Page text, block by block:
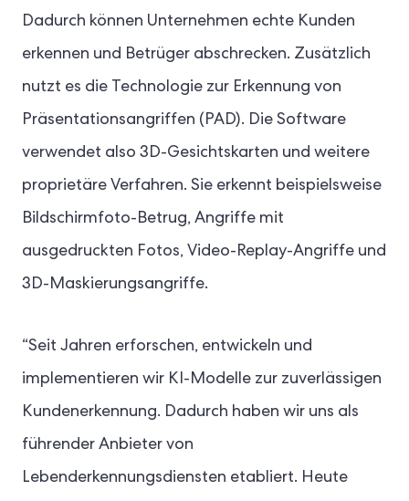
Dadurch können Unternehmen echte Kunden
erkennen und Betrüger abschrecken. Zusätzlich
nutzt es die Technologie zur Erkennung von
Präsentationsangriffen (PAD). Die Software
verwendet also 3D-Gesichtskarten und weitere
proprietäre Verfahren. Sie erkennt beispielsweise
Bildschirmfoto-Betrug, Angriffe mit
ausgedruckten Fotos, Video-Replay-Angriffe und
3D-Maskierungsangriffe.
“Seit Jahren erforschen, entwickeln und
implementieren wir KI-Modelle zur zuverlässigen
Kundenerkennung. Dadurch haben wir uns als
führender Anbieter von
Lebenderkennungsdiensten etabliert. Heute